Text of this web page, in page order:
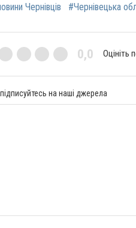
Чернівців #Чернівецька
0,0 Оцініть
на наші джерела